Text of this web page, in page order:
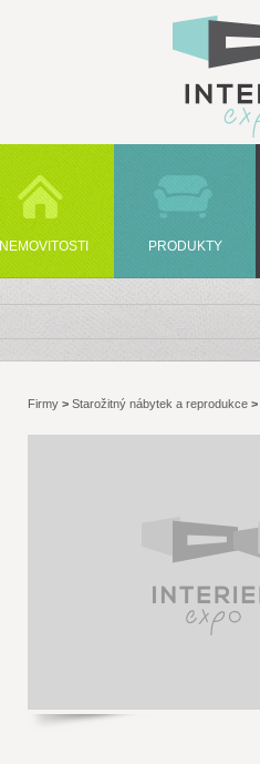
NEMOVITOSTI PRODUKTY
Firmy > Starožitný nábytek a reprodukce >